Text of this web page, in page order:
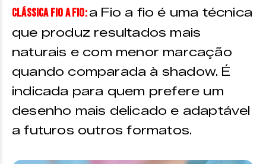
CLÁSSICA FIO A FIO:a Fio a fio é uma técnica
que produz resultados mais
naturais e com menor marcação
quando comparada à shadow. É
indicada para quem prefere um
desenho mais delicado e adaptável
a futuros outros formatos.